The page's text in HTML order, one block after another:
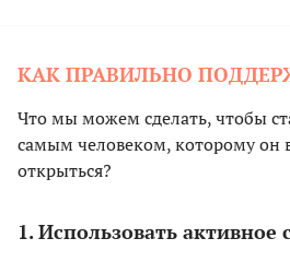
КАК ПРАВИЛЬНО
Что мы можем сделать, чтобы
самым человеком, которому он
открыться?
1. Использовать активное